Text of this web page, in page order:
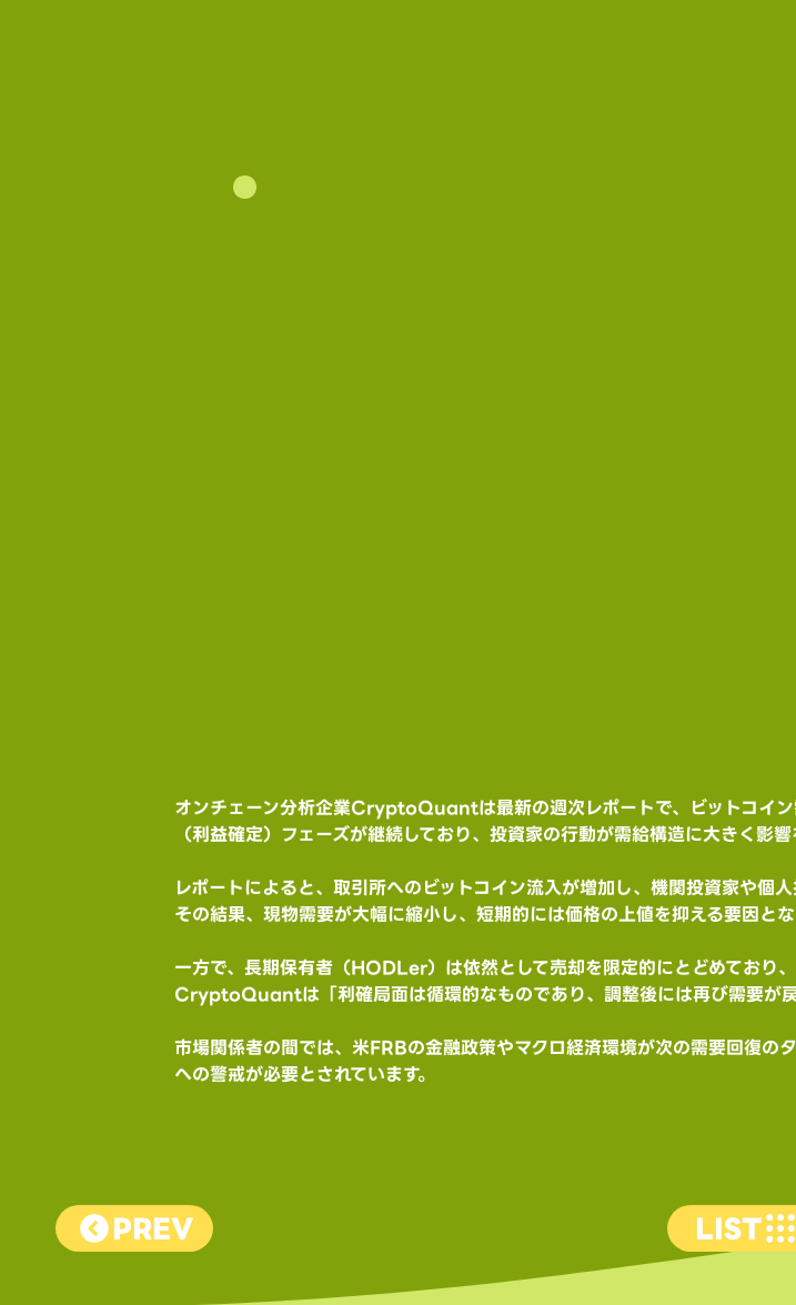
オンチェーン分析企業CryptoQuantは最新の週次レポートで、ビットコイ
（利益確定）フェーズが継続しており、投資家の行動が需給構造に大きく影響
レポートによると、取引所へのビットコイン流入が増加し、機関投資家や個
その結果、現物需要が大幅に縮小し、短期的には価格の上値を抑える要因とな
一方で、長期保有者（HODLer）は依然として売却を限定的にとどめており
CryptoQuantは「利確局面は循環的なものであり、調整後には再び需要が戻
市場関係者の間では、米FRBの金融政策やマクロ経済環境が次の需要回復の
への警戒が必要とされています。
PREV LIST